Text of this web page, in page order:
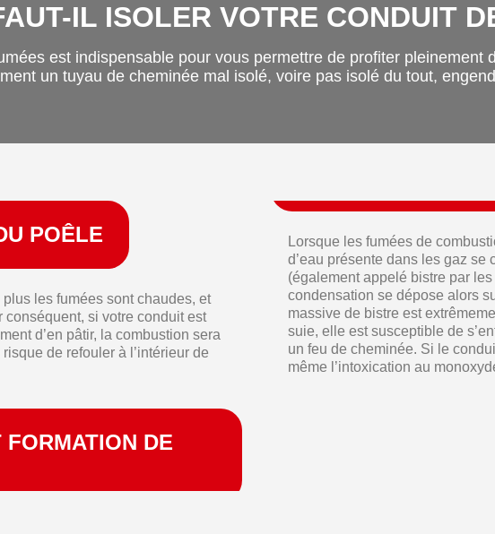
IL ISOLER VOTRE CONDUIT
est indispensable pour vous permettre de profiter
un tuyau de cheminée mal isolé, voire pas isolé du tout,
POÊLE
les fumées sont chaudes, et
si votre conduit est
d’en pâtir, la combustion sera
de refouler à l’intérieur de
DE
Lorsque les fumées de
d’eau présente dans les gaz se
(également appelé bistre par
condensation se dépose alors
massive de bistre est
suie, elle est susceptible de
un feu de cheminée. Si le
même l’intoxication au